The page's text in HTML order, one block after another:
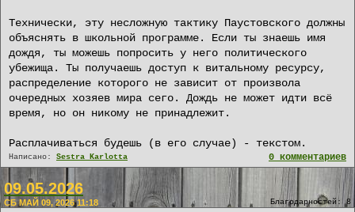
Технически, эту несложную тактику Паустовского должны
объяснять в школьной программе. Если ты знаешь имя
дождя, ты можешь попросить у него политического
убежища. Ты получаешь доступ к витальному ресурсу,
распределение которого не зависит от произвола
очередных хозяев мира сего. Дождь не может идти всё
время, но он никому не принадлежит.
Расплачиваться будешь (в его случае) - текстом.
0 комментариев
Написано: Sestra Karlotta
09.05.2026
Благодарностей: 8
СБ МАЙ 09, 2026 11:18